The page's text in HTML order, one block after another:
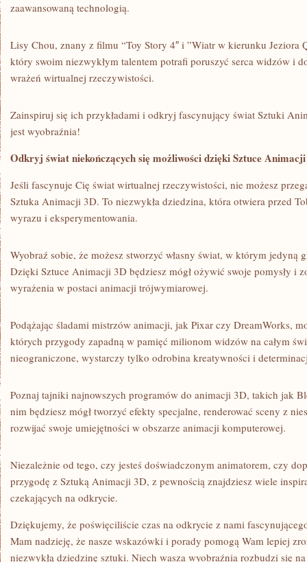
zaawansowaną technologią.
Lisy Chou, znany⁢ z filmu “Toy ‌Story 4″ i ​”Wiatr w kierunku Jeziora
który⁢ swoim‌ niezwykłym talentem potrafi ⁤poruszyć ⁤serca widzów ‌i
wrażeń wirtualnej rzeczywistości.
Zainspiruj się ich przykładami​ i odkryj fascynujący‍ świat Sztuki
⁢jest wyobraźnia!
Odkryj świat niekończących się możliwości dzięki Sztuce
Jeśli‌ fascynuje Cię świat wirtualnej rzeczywistości, nie możesz
⁤Sztuka Animacji 3D. ⁢To ⁣niezwykła dziedzina, która ⁣otwiera przed
wyrazu i eksperymentowania.
Wyobraź sobie, że możesz stworzyć ‍własny ⁢świat, w którym jedyną
Dzięki Sztuce Animacji 3D będziesz ‌mógł ożywić swoje pomysły i
wyrażenia w postaci animacji trójwymiarowej.
Podążając śladami mistrzów animacji, jak ⁤Pixar czy DreamWorks,
których‍ przygody zapadną⁤ w pamięć milionom widzów na całym
nieograniczone, ⁢wystarczy tylko odrobina kreatywności i
Poznaj tajniki najnowszych programów do animacji 3D, ⁢takich jak
nim będziesz mógł tworzyć efekty⁢ specjalne, renderować ⁣sceny z
rozwijać swoje umiejętności ⁣w obszarze animacji komputerowej.
Niezależnie od tego, czy⁣ jesteś ‌doświadczonym animatorem, czy
przygodę ⁢z Sztuką Animacji 3D, z ‍pewnością znajdziesz wiele
czekających na odkrycie.
Dziękujemy, że poświęciliście czas na odkrycie z nami
Mam ⁢nadzieję, że nasze wskazówki i porady pomogą Wam lepiej​
⁢niezwykłą dziedzinę sztuki. Niech wasza wyobraźnia rozbudzi się